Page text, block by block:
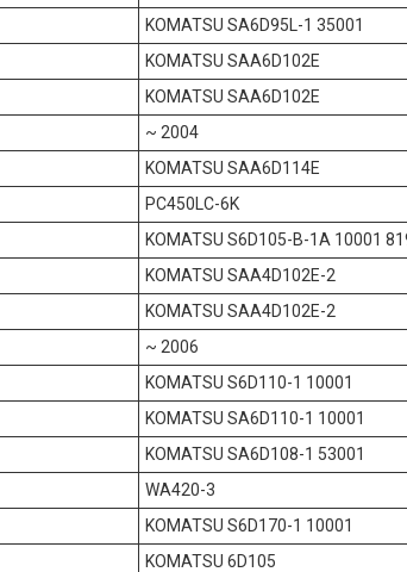
KOMATSU SA6D95L-1 35001
KOMATSU SAA6D102E
KOMATSU SAA6D102E
~ 2004
KOMATSU SAA6D114E
PC450LC-6K
KOMATSU S6D105-B-1A 10001
KOMATSU SAA4D102E-2
KOMATSU SAA4D102E-2
~ 2006
KOMATSU S6D110-1 10001
KOMATSU SA6D110-1 10001
KOMATSU SA6D108-1 53001
WA420-3
KOMATSU S6D170-1 10001
KOMATSU 6D105